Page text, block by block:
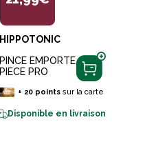
HIPPOTONIC
PINCE EMPORTE
PIECE PRO
+ 20pointssur la carte
Disponible en livraison